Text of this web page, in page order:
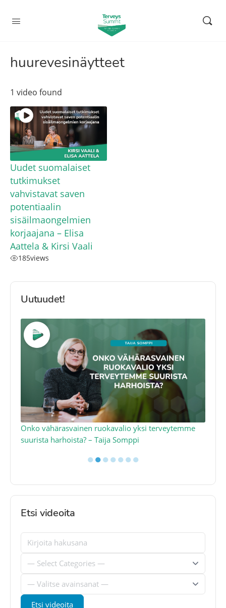
huurevesinäytteet
1 video found
Uudet suomalaiset
tutkimukset
vahvistavat saven
potentiaalin
sisäilmaongelmien
korjaajana – Elisa
Aattela & Kirsi Vaali
185views
Uutuudet!
Onko vähärasvainen ruokavalio yksi terveytemme
suurista harhoista? – Taija Somppi
●●●●●●●
Etsi videoita